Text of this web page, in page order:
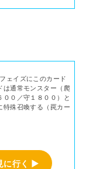
ェイズにこのカード
は通常モンスター（爬
００／守１８００）と
特殊召喚する（罠カー
に行く ▶